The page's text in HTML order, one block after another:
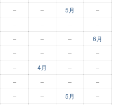
– – 5月
–
– – – –
– – –
6月
– – – –
– 4月 –
–
– – – –
– – 5月
–